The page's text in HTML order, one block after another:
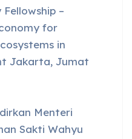
–
for
in
Jakarta, Jumat
Menteri
Sakti Wahyu